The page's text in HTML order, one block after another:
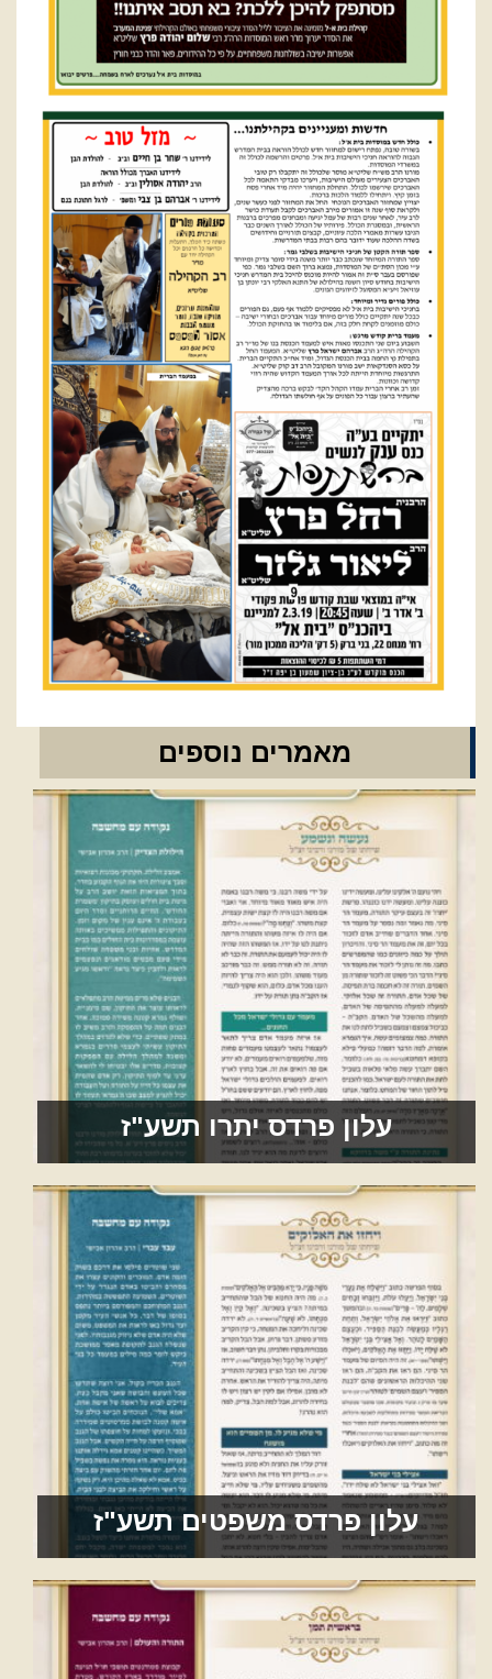
מאמרים נוספים
עלון פרדס יתרו תשע"ז
עלון פרדס משפטים תשע"ז